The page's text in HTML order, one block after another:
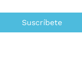
Suscríbete